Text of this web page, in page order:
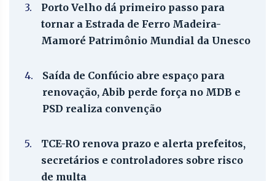
3.
Porto Velho dá primeiro passo para
tornar a Estrada de Ferro Madeira-
Mamoré Patrimônio Mundial da Unesco
4.
Saída de Confúcio abre espaço para
renovação, Abib perde força no MDB e
PSD realiza convenção
5.
TCE-RO renova prazo e alerta prefeitos,
secretários e controladores sobre risco
de multa